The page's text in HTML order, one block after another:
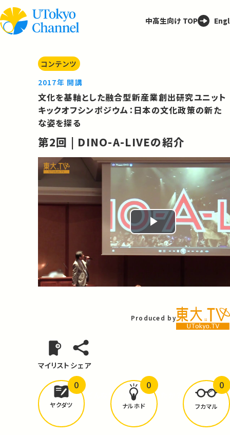
中高生向け TOP
コンテンツ
2017年 開講
文化を基軸とした融合型新産業創出研究ユニット
キックオフシンポジウム：日本の文化政策の新た
な姿を探る
第2回 | DINO-A-LIVEの紹介
Play
Video
Produced by
マイリスト シェア
どんな学びがありましたか？
ヤクダツ
0
ナルホド
0
フカマル
0